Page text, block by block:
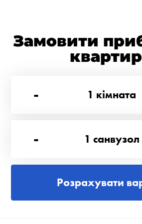
Замовити
-
1 кімната
- 1 санвузол
Розрахувати